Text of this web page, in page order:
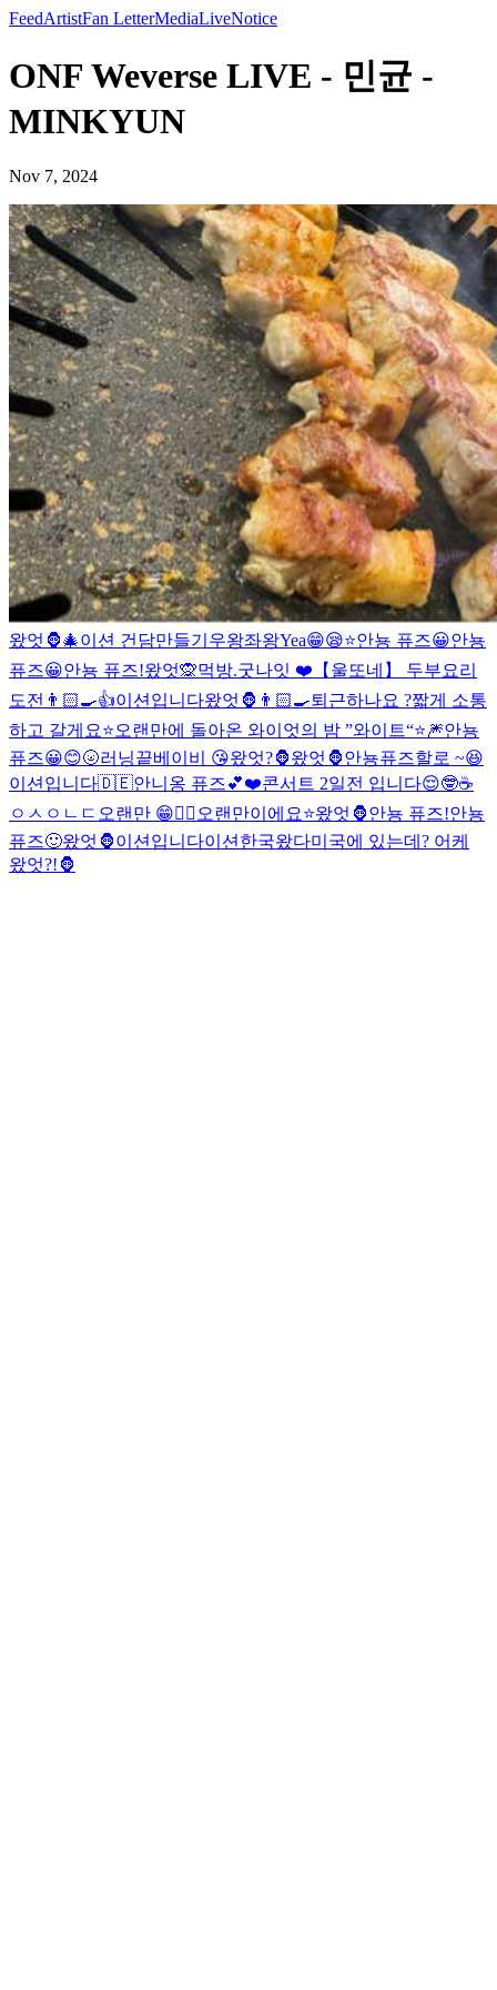
FeedArtistFan LetterMediaLiveNotice
ONF Weverse LIVE - 민균 -
MINKYUN
Nov 7, 2024
왔엇🦍🎄이션 건담만들기 우왕좌왕Yea😁😪⭐️안뇽 퓨즈😀안뇽
퓨즈😀안뇽 퓨즈!왔엇🙊먹방.굿나잇 ❤️ 【울또네】 두부요리
도전👨🏻‍🍳👍이션입니다왔엇🦍 👨🏻‍🍳퇴근하나요 ?짧게 소통
하고 갈게요⭐️오랜만에 돌아온 와이엇의 밤 ”와이트“⭐️🎆안뇽
퓨즈😀😊🌝러닝끝베이비 😘왔엇?🦍왔엇🦍안뇽퓨즈할로 ~😆
이션입니다🇩🇪안니옹 퓨즈💕❤️콘서트 2일전 입니다😌🤓☕️
ㅇㅅㅇㄴㄷ 오랜만 😁✌🏻 오랜만이에요⭐️왔엇🦍안뇽 퓨즈!안뇽
퓨즈🙂왔엇🦍이션입니다이션한국왔다미국에 있는데? 어케
왔엇?!🦍